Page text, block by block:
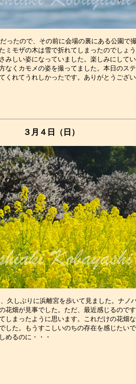
ったので、その前に会場の裏にある公園で
ミモザの木は雪で折れてしまったのでしょ
みしい姿になっていました。楽しみにして
なくカモメの姿を撮ってました。本日のス
３月４日（日）
久しぶりに浜離宮を歩いて見ました。ナノ
花畑が見事でした。ただ、最近感じるので
しまったように思います。これだけの花畑
した。もうすこしいのちの存在を感じたいで